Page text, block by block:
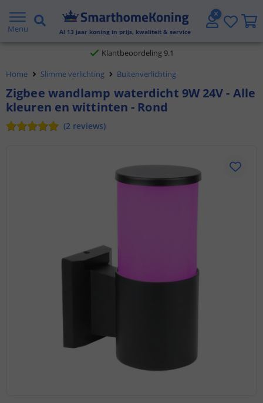
Menu Al 13 jaar koning in prijs, kwaliteit & service
Gratis verzending vanaf € 20,- NL en BE
Klantbeoordeling 9.1
Voor 23:45 uur besteld, morgen in huis
Home Slimme verlichting Buitenverlichting
Zigbee wandlamp waterdicht 9W 24V - Alle
kleuren en wittinten - Rond
(2 reviews)